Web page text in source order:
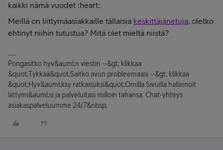
kaikki nämä vuodet :heart:.
Meillä on liittymäasiakkaille tällaisia keskittäjänetuja, oletko
ehtinyt niihin tutustua? Mitä olet mieltä niistä?
Pongasitko hyv&auml;n viestin --&gt; klikkaa
&quot;Tykkää&quot;Saitko avun probleemaasi --&gt; klikkaa
&quot;Hyv&auml;ksy ratkaisuksi&quot;Omilla Sivuilla hallinnoit
liittymi&auml;si ja palveluitasi milloin tahansa. Chat-yhteys
asiakaspalveluumme 24/7&nbsp;